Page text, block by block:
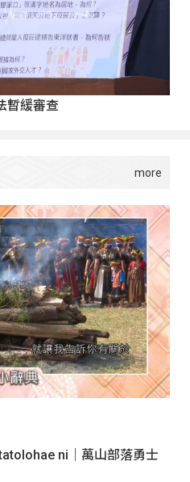
暫緩審查
tatolohae ni｜萬山部落勇士